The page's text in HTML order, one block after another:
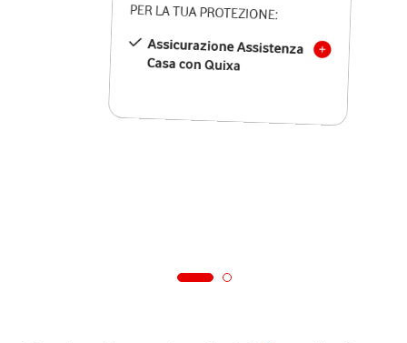
PER LA TUA PROTEZIONE:
Assicurazione Assistenza
Casa con Quixa